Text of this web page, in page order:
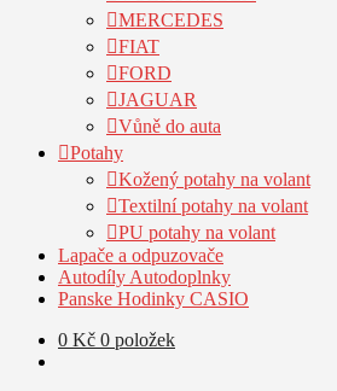
MERCEDES
FIAT
FORD
JAGUAR
Vůně do auta
Potahy
Kožený potahy na volant
Textilní potahy na volant
PU potahy na volant
Lapače a odpuzovače
Autodíly Autodoplnky
Panske Hodinky CASIO
0 Kč 0 položek